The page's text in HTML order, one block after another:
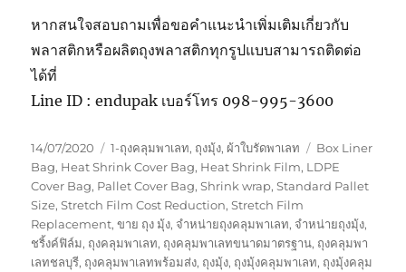
หากสนใจสอบถามเพื่อขอคำแนะนำเพิ่มเติมเกี่ยวกับ
พลาสติกหรือผลิตถุงพลาสติกทุกรูปแบบสามารถติดต่อ
ได้ที่
Line ID : endupak เบอร์โทร 098-995-3600
Posted
on
14/07/2020 Categories
1-ถุงคลุมพาเลท, ถุงมุ้ง, ผ้าใบรัดพาเลท Tags
Box Liner
Bag, Heat Shrink Cover Bag, Heat Shrink Film, LDPE
Cover Bag, Pallet Cover Bag,Shrink wrap,Standard Pallet
Size,Stretch Film Cost Reduction,Stretch Film
Replacement,ขาย ถุง มุ้ง, จำหน่ายถุงคลุมพาเลท, จำหน่ายถุงมุ้ง,
ชริ้งค์ฟิล์ม, ถุงคลุมพาเลท, ถุงคลุมพาเลทขนาดมาตรฐาน, ถุงคลุมพา
เลทชลบุรี, ถุงคลุมพาเลทพร้อมส่ง, ถุงมุ้ง, ถุงมุ้งคลุมพาเลท, ถุงมุ้งคลุม